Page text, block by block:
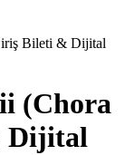
Bileti & Dijital
(Chora
Dijital